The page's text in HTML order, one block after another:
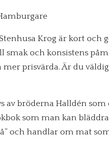
Krog är kort och
och konsistens
mer prisvärda. Är du
av bröderna Halldén
som man kan
och handlar om mat